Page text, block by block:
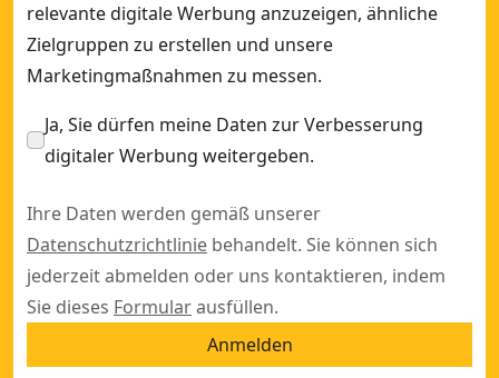
relevante digitale Werbung anzuzeigen, ähnliche
Zielgruppen zu erstellen und unsere
Marketingmaßnahmen zu messen.
Ja, Sie dürfen meine Daten zur Verbesserung
digitaler Werbung weitergeben.
Ihre Daten werden gemäß unserer
Datenschutzrichtlinie behandelt. Sie können sich
jederzeit abmelden oder uns kontaktieren, indem
Sie dieses Formularausfüllen.
Anmelden